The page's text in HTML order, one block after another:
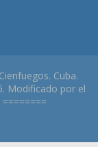
Cuba.
Modificado por el